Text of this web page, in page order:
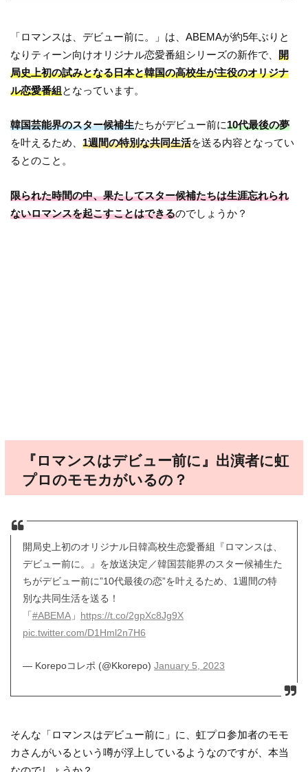
「ロマンスは、デビュー前に。」は、ABEMAが約5年ぶりと
なりティーン向けオリジナル恋愛番組シリーズの新作で、開
局史上初の試みとなる日本と韓国の高校生が主役のオリジナ
ル恋愛番組となっています。
韓国芸能界のスター候補生たちがデビュー前に10代最後の夢
を叶えるため、1週間の特別な共同生活を送る内容となってい
るとのこと。
限られた時間の中、果たしてスター候補たちは生涯忘れられ
ないロマンスを起こすことはできるのでしょうか？
『ロマンスはデビュー前に』出演者に虹
プロのモモカがいるの？
開局史上初のオリジナル日韓高校生恋愛番組『ロマンスは、
デビュー前に。』を放送決定／韓国芸能界のスター候補生た
ちがデビュー前に”10代最後の恋”を叶えるため、1週間の特
別な共同生活を送る！
「#ABEMA」 https://t.co/2gpXc8Jg9X
pic.twitter.com/D1Hml2n7H6
— Korepoコレポ (@Kkorepo) January 5, 2023
そんな「ロマンスはデビュー前に」に、虹プロ参加者のモモ
カさんがいるという噂が浮上しているようなのですが、本当